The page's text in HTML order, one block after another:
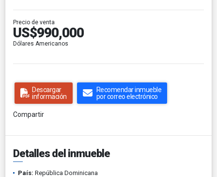
Precio de venta
US$990,000
Dólares Americanos
Descargar
información
Recomendar inmueble
por correo electrónico
Compartir
Detalles del inmueble
País: República Dominicana